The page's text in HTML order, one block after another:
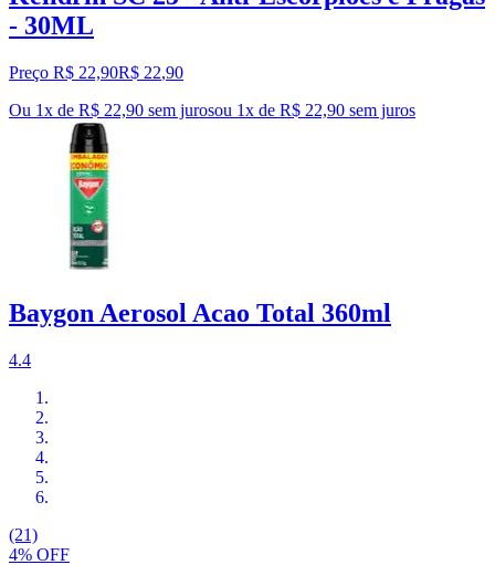
- 30ML
Preço R$ 22,90R$ 22,90
Ou 1x de R$ 22,90 sem jurosou 1x de R$ 22,90 sem juros
Baygon Aerosol Acao Total 360ml
4.4
(21)
4% OFF